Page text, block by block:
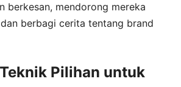
berkesan, mendorong mereka
berbagi cerita tentang brand
Pilihan untuk